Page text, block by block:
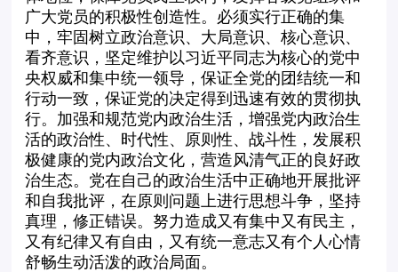
广大党员的积极性创造性。必须实行正确的集
中，牢固树立政治意识、大局意识、核心意识、
看齐意识，坚定维护以习近平同志为核心的党中
央权威和集中统一领导，保证全党的团结统一和
行动一致，保证党的决定得到迅速有效的贯彻执
行。加强和规范党内政治生活，增强党内政治生
活的政治性、时代性、原则性、战斗性，发展积
极健康的党内政治文化，营造风清气正的良好政
治生态。党在自己的政治生活中正确地开展批评
和自我批评，在原则问题上进行思想斗争，坚持
真理，修正错误。努力造成又有集中又有民主，
又有纪律又有自由，又有统一意志又有个人心情
舒畅生动活泼的政治局面。